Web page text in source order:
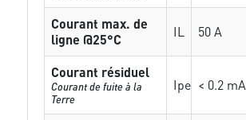
Courant max. de
ligne @25°C
IL 50 A
Courant résiduel
Courant de fuite à la
Terre
Ipe < 0.2 mA